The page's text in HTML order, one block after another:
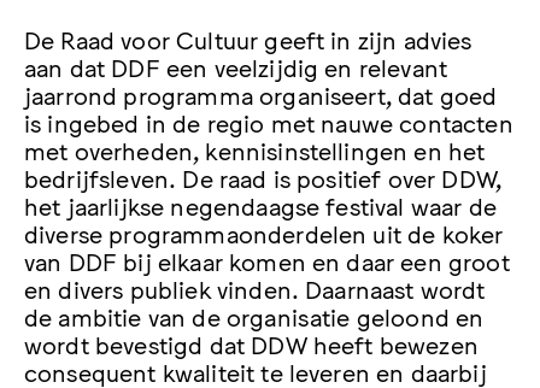
De Raad voor Cultuur geeft in zijn advies
aan dat DDF een veelzijdig en relevant
jaarrond programma organiseert, dat goed
is ingebed in de regio met nauwe contacten
met overheden, kennisinstellingen en het
bedrijfsleven. De raad is positief over DDW,
het jaarlijkse negendaagse festival waar de
diverse programmaonderdelen uit de koker
van DDF bij elkaar komen en daar een groot
en divers publiek vinden. Daarnaast wordt
de ambitie van de organisatie geloond en
wordt bevestigd dat DDW heeft bewezen
consequent kwaliteit te leveren en daarbij